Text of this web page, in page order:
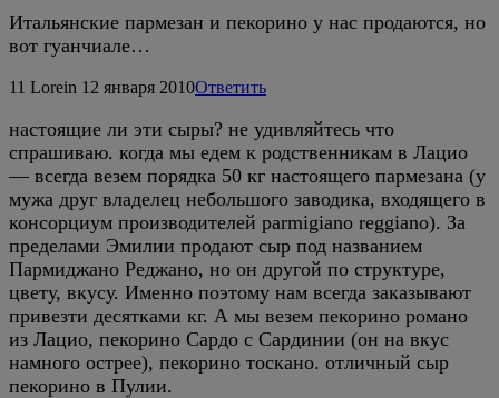
Итальянские пармезан и пекорино у нас продаются, но
вот гуанчиале…
11 Lorein 12 января 2010Ответить
настоящие ли эти сыры? не удивляйтесь что
спрашиваю. когда мы едем к родственникам в Лацио
— всегда везем порядка 50 кг настоящего пармезана (у
мужа друг владелец небольшого заводика, входящего в
консорциум производителей parmigiano reggiano). За
пределами Эмилии продают сыр под названием
Пармиджано Реджано, но он другой по структуре,
цвету, вкусу. Именно поэтому нам всегда заказывают
привезти десятками кг. А мы везем пекорино романо
из Лацио, пекорино Сардо с Сардинии (он на вкус
намного острее), пекорино тоскано. отличный сыр
пекорино в Пулии.